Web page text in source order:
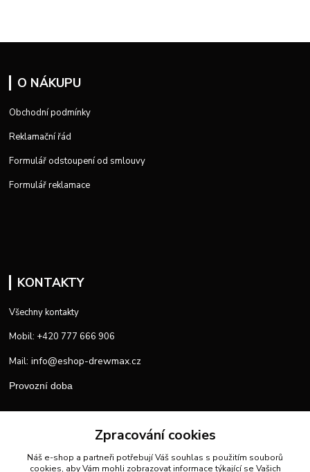
O NÁKUPU
Obchodní podmínky
Reklamační řád
Formulář odstoupení od smlouvy
Formulář reklamace
KONTAKTY
Všechny kontakty
Mobil: +420 777 666 906
Mail: info@eshop-drewmax.cz
Provozní doba
Zpracování cookies
Náš e-shop a partneři potřebují Váš souhlas s použitím souborů
cookies, aby Vám mohli zobrazovat informace týkající se Vašich